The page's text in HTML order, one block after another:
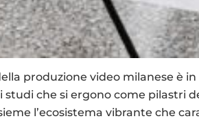
produzione video milanese è
che si ergono come pilastri
l’ecosistema vibrante che